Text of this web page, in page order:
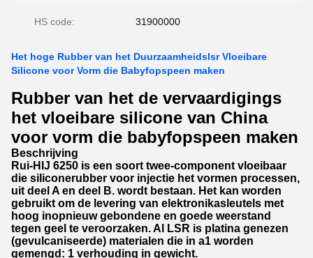
HS code: 31900000
Het hoge Rubber van het Duurzaamheidslsr Vloeibare
Silicone voor Vorm die Babyfopspeen maken
Rubber van het de vervaardigings
het vloeibare silicone van China
voor vorm die babyfopspeen maken
Beschrijving
Rui-HIJ 6250 is een soort twee-component vloeibaar
die siliconerubber voor injectie het vormen processen,
uit deel A en deel B. wordt bestaan. Het kan worden
gebruikt om de levering van elektronikasleutels met
hoog inopnieuw gebondene en goede weerstand
tegen geel te veroorzaken. Al LSR is platina genezen
(gevulcaniseerde) materialen die in a1 worden
gemengd: 1 verhouding in gewicht.